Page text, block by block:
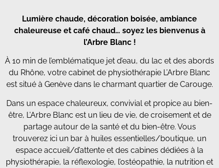
Lumière chaude, décoration boisée, ambiance
chaleureuse et café chaud… soyez les bienvenus à
l’Arbre Blanc !
À 10 min de l’emblématique jet d’eau, du lac et des abords
du Rhône, votre cabinet de physiothérapie L’Arbre Blanc
est situé à Genève dans le charmant quartier de Carouge.
Dans un espace chaleureux, convivial et propice au bien-
être, L’Arbre Blanc est un lieu de vie, de croisement et de
partage autour de la santé et du bien-être. Vous
trouverez ici un bar à huiles essentielles/boutique, un
espace accueil/d’attente et des cabines dédiées à la
physiothérapie, la réflexologie, l’ostéopathie, la nutrition et